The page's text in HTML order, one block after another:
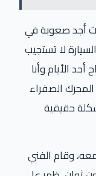
أجد صعوبة في
لا تستجيب
الأيام وأنا
الصفراء
حقيقية
وقام الفني